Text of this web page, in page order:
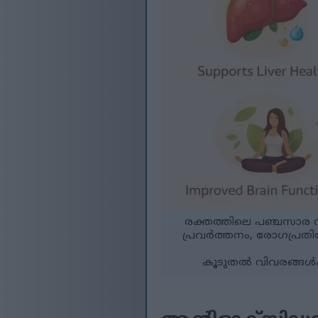
രക്തത്തിലെ പഞ്ചസാര
പ്രവർത്തനം,
കൂടുതൽ